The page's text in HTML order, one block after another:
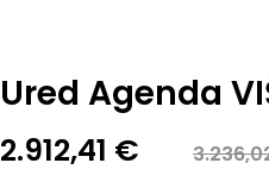
Ured Agenda
Izvorna
2.912,41 €
Trenutna